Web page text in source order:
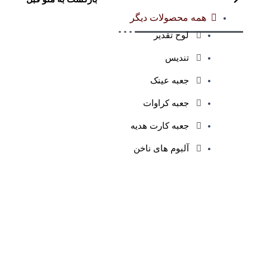
همه محصولات دیگر
لوح تقدیر
تندیس
جعبه عینک
جعبه کراوات
جعبه کارت هدیه
آلبوم های ناخن